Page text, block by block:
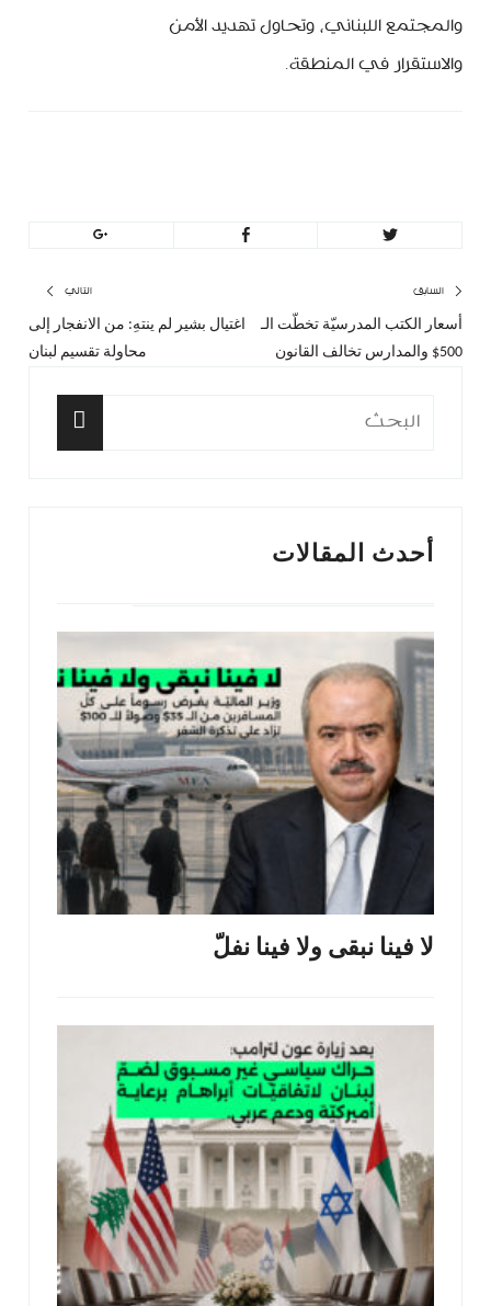
والمجتمع اللبناني، وتحاول تهديد الأمن
والاستقرار في المنطقة.
تصفّح
المقالات
السابق
المقال
أسعار الكتب المدرسيّة تخطّت الـ
500$ والمدارس تخالف القانون
التالي
اغتيال بشير لم ينتهِ: من الانفجار إلى
محاولة تقسيم لبنان
البحث
أحدث المقالات
لا فينا نبقى ولا فينا نفلّ